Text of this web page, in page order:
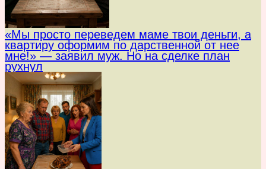
«Мы просто переведем маме твои деньги, а
квартиру оформим по дарственной от нее
мне!» — заявил муж. Но на сделке план
рухнул